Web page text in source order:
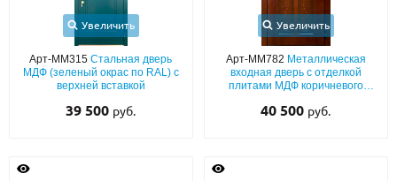
Увеличить
Арт-ММ315Стальная дверь
МДФ (зеленый окрас по RAL) с
верхней вставкой
39 500 руб.
Увеличить
Арт-ММ782 Металлическая
входная дверь с отделкой
плитами МДФ коричневого
рисунком
40 500 руб.